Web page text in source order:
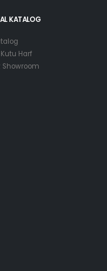
KATALOG
Harf
Showroom